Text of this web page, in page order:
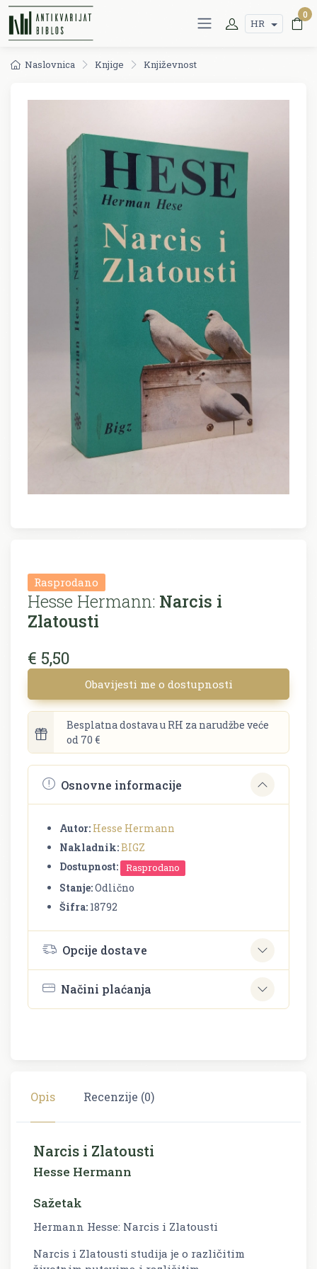
HR
0
Naslovnica Knjige Književnost
Rasprodano
Hesse Hermann: Narcis i
Zlatousti
€ 5,50
Obavijesti me o dostupnosti
Besplatna dostava u RH za narudžbe veće
od 70 €
Osnovne informacije
Autor: Hesse Hermann
Nakladnik:BIGZ
Dostupnost:
Rasprodano
Stanje:Odlično
Šifra: 18792
Opcije dostave
Načini plaćanja
Opis Recenzije (0)
Narcis i Zlatousti
Hesse Hermann
Sažetak
Hermann Hesse: Narcis i Zlatousti
Narcis i Zlatousti studija je o različitim